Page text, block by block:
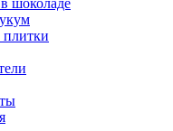
шоколаде